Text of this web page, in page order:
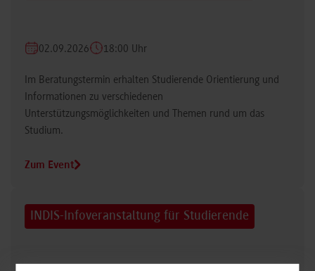
02.09.2026 18:00 Uhr
Im Beratungstermin erhalten Studierende Orientierung und
Informationen zu verschiedenen
Unterstützungsmöglichkeiten und Themen rund um das
Studium.
Zum Event
INDIS-Infoveranstaltung für Studierende